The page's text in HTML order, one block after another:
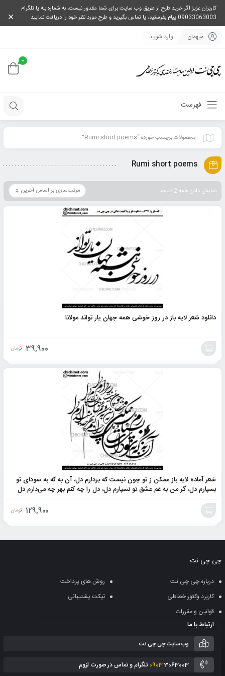
کاربران عزیز اگر خرید طرح از طریق وب سایت برای شما مقدور نیست، به شماره بله یا تلگرام
09033063003 پیام بفرستید، یا تماس بگیرید و طرح مورد نظر خود را دریافت نمایید.
میهمان وارد شوید
0
فهرست
محصولات برچسب خورده “Rumi short poems”
Rumi short poems
نمایش دادن همه 2 نتیجه
دانلود شعر لایه باز در روز خوشی همه جهان یار تواند مولانا
39,900 تومان
شعر آماده لایه باز ممکن ز تو چون نیست که بردارم دل، آن به که به سودای تو
بسپارم دل، گر من به غم عشق تو نسپارم دل، دل را چه کنم بهر چه می‌دارم دل
129,900 تومان
سبد
چی چی نت
درباره چی چی نت
روش های پرداخت
کاربرد وکتور خطاطی
تیکت پشتیبانی
قوانین و مقررات
ارتباط با ما
وب سایت چی چی نت
09033063003 تلگرام و تماس در صورت لزوم